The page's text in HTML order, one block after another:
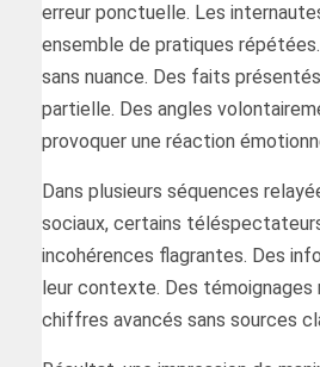
erreur ponctuelle. Les
ensemble de pratiques
sans nuance. Des faits
partielle. Des angles
provoquer une réaction
Dans plusieurs séquences
sociaux, certains
incohérences flagrantes. Des
leur contexte. Des témoignages
chiffres avancés sans sources